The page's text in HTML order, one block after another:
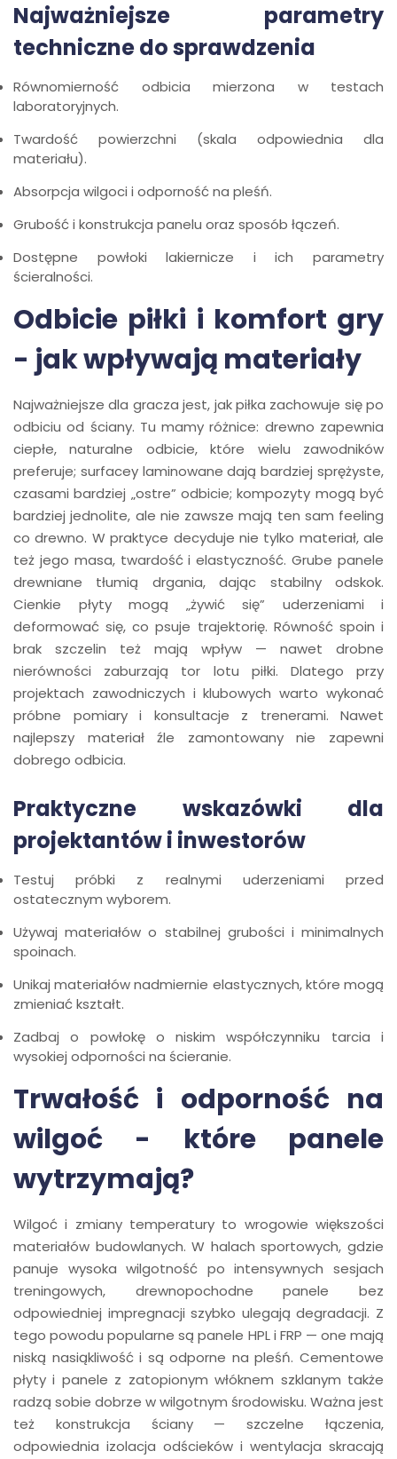
Najważniejsze parametry
techniczne do sprawdzenia
Równomierność odbicia mierzona w testach
laboratoryjnych.
Twardość powierzchni (skala odpowiednia dla
materiału).
Absorpcja wilgoci i odporność na pleśń.
Grubość i konstrukcja panelu oraz sposób łączeń.
Dostępne powłoki lakiernicze i ich parametry
ścieralności.
Odbicie piłki i komfort gry
- jak wpływają materiały
Najważniejsze dla gracza jest, jak piłka zachowuje się po
odbiciu od ściany. Tu mamy różnice: drewno zapewnia
ciepłe, naturalne odbicie, które wielu zawodników
preferuje; surfacey laminowane dają bardziej sprężyste,
czasami bardziej „ostre” odbicie; kompozyty mogą być
bardziej jednolite, ale nie zawsze mają ten sam feeling
co drewno. W praktyce decyduje nie tylko materiał, ale
też jego masa, twardość i elastyczność. Grube panele
drewniane tłumią drgania, dając stabilny odskok.
Cienkie płyty mogą „żywić się” uderzeniami i
deformować się, co psuje trajektorię. Równość spoin i
brak szczelin też mają wpływ — nawet drobne
nierówności zaburzają tor lotu piłki. Dlatego przy
projektach zawodniczych i klubowych warto wykonać
próbne pomiary i konsultacje z trenerami. Nawet
najlepszy materiał źle zamontowany nie zapewni
dobrego odbicia.
Praktyczne wskazówki dla
projektantów i inwestorów
Testuj próbki z realnymi uderzeniami przed
ostatecznym wyborem.
Używaj materiałów o stabilnej grubości i minimalnych
spoinach.
Unikaj materiałów nadmiernie elastycznych, które mogą
zmieniać kształt.
Zadbaj o powłokę o niskim współczynniku tarcia i
wysokiej odporności na ścieranie.
Trwałość i odporność na
wilgoć - które panele
wytrzymają?
Wilgoć i zmiany temperatury to wrogowie większości
materiałów budowlanych. W halach sportowych, gdzie
panuje wysoka wilgotność po intensywnych sesjach
treningowych, drewnopochodne panele bez
odpowiedniej impregnacji szybko ulegają degradacji. Z
tego powodu popularne są panele HPL i FRP — one mają
niską nasiąkliwość i są odporne na pleśń. Cementowe
płyty i panele z zatopionym włóknem szklanym także
radzą sobie dobrze w wilgotnym środowisku. Ważna jest
też konstrukcja ściany — szczelne łączenia,
odpowiednia izolacja odścieków i wentylacja skracają